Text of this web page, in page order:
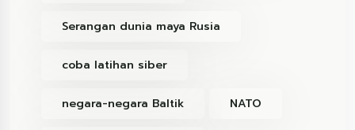
Serangan dunia maya Rusia
coba latihan siber
negara-negara Baltik NATO